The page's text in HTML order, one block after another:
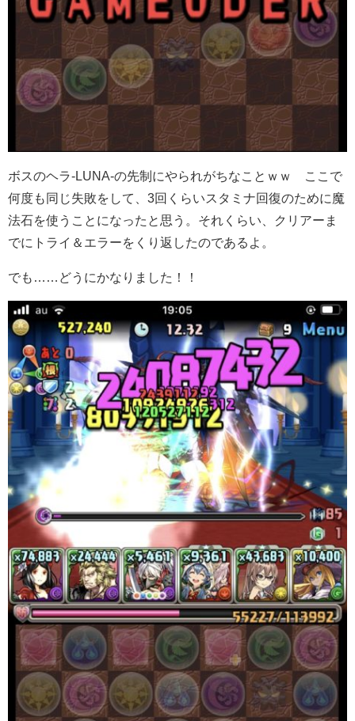
ボスのヘラ-LUNA-の先制にやられがちなことｗｗ ここで
何度も同じ失敗をして、3回くらいスタミナ回復のために魔
法石を使うことになったと思う。それくらい、クリアーま
でにトライ＆エラーをくり返したのであるよ。
でも……どうにかなりました！！